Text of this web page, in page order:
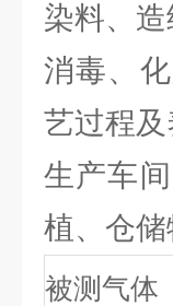
染料、
消毒、
艺过程
生产车
植、仓
被测气体